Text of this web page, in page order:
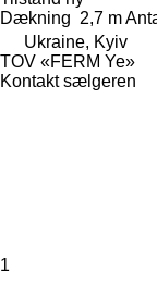
Dækning 2,7 m
Ukraine, Kyiv
TOV «FERM Ye»
Kontakt sælgeren
1